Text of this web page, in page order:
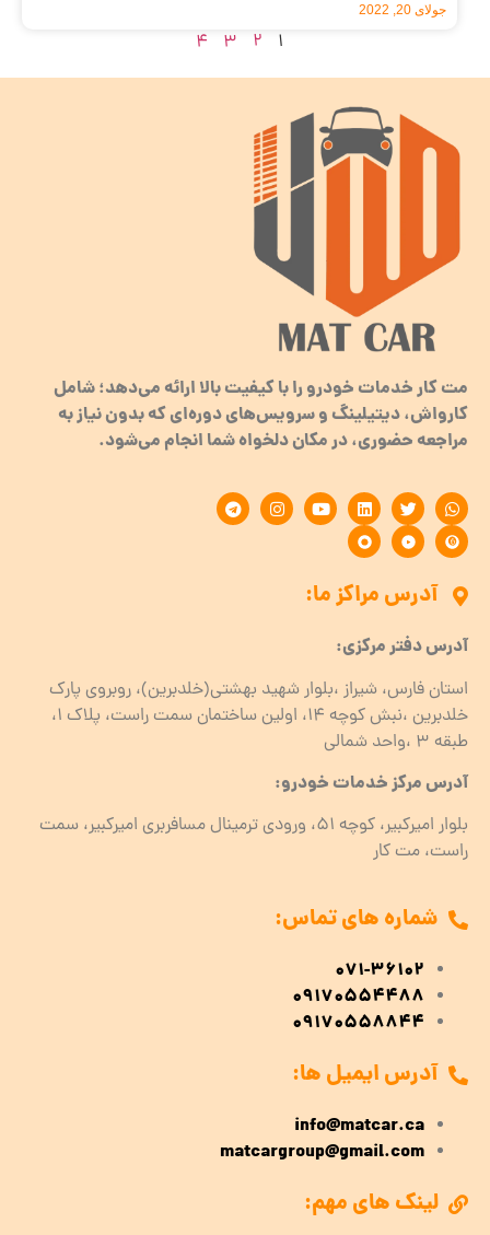
جولای 20, 2022
1
2
3
4
مت کار خدمات خودرو را با کیفیت بالا ارائه می‌دهد؛ شامل
کارواش، دیتیلینگ و سرویس‌های دوره‌ای که بدون نیاز به
مراجعه حضوری، در مکان دلخواه شما انجام می‌شود.
آدرس مراکز ما:
آدرس دفتر مرکزی:
استان فارس، شیراز ،بلوار شهید بهشتی(خلدبرین)، روبروی پارک
خلدبرین ،نبش کوچه ۱۴، اولین ساختمان سمت راست، پلاک 1،
طبقه ۳ ،واحد شمالی
آدرس مرکز خدمات خودرو:
بلوار امیرکبیر، کوچه 51، ورودی ترمینال مسافربری امیرکبیر، سمت
راست، مت کار
شماره های تماس:
071-36102
09170554488
09170558844
آدرس ایمیل ها:
info@matcar.ca
matcargroup@gmail.com
لینک های مهم: